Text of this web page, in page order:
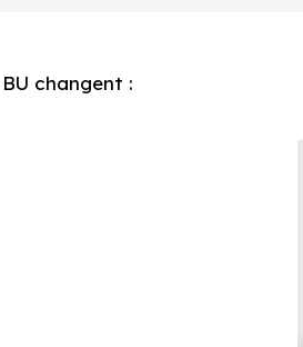
changent :